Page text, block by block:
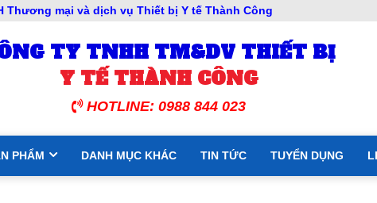
Thương mại và dịch vụ Thiết bị Y tế Thành Công
TY TNHH TM&DV THIẾT BỊ
Y TẾ THÀNH CÔNG
HOTLINE: 0988 844 023
PHẨM DANH MỤC KHÁC TIN TỨC TUYỂN DỤNG